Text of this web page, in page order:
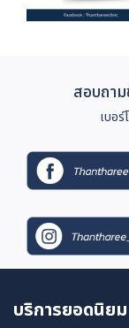
สอบถา
เบอ
บริการยอดนิยม